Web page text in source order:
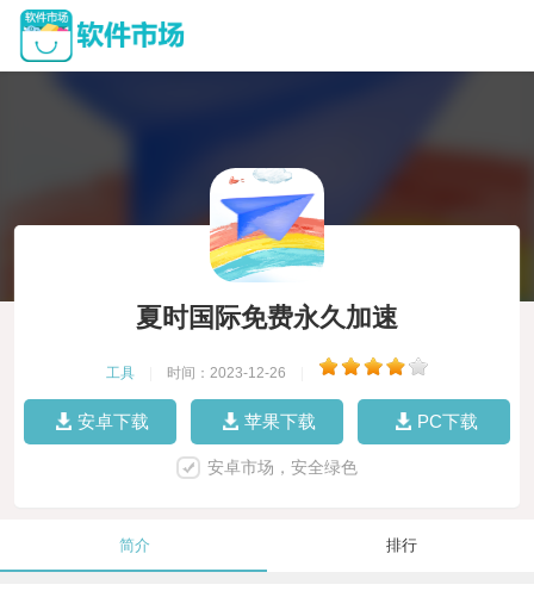
夏时国际免费永久加速
工具 时间：2023-12-26
安卓下载 苹果下载 PC下载
安卓市场，安全绿色
简介 排行